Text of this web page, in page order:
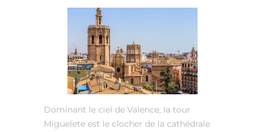
Dominant le ciel de Valence, la tour
Miguelete est le clocher de la cathédrale